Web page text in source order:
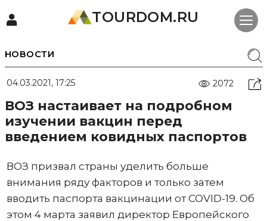
TOURDOM.RU
НОВОСТИ
04.03.2021, 17:25 2072
ВОЗ настаивает на подробном
изучении вакцин перед
введением ковидных паспортов
ВОЗ призвал страны уделить больше
внимания ряду факторов и только затем
вводить паспорта вакцинации от COVID-19. Об
этом 4 марта заявил директор Европейского